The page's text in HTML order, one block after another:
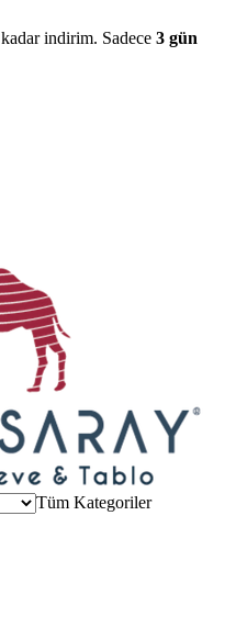
kadar indirim. Sadece 3 gün
Tüm Kategoriler